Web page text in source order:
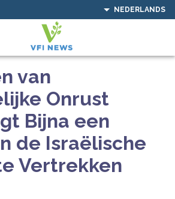
NEDERLANDS
van
Onrust
Bijna een
de Israëlische
Vertrekken